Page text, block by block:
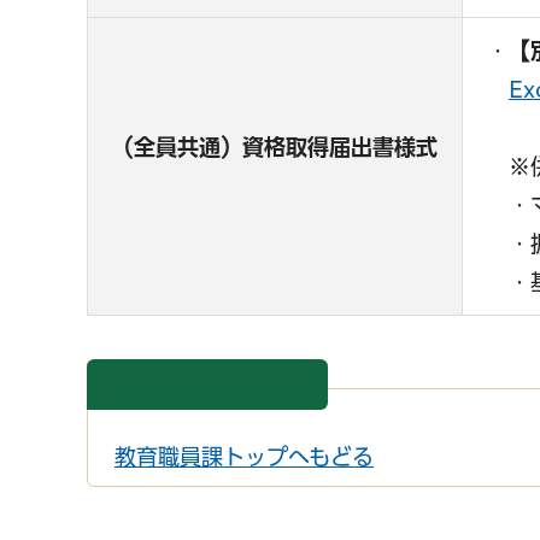
（全員共通）資格取得届出書様式
・
※併
・
・
・
教育職員課トップへもどる